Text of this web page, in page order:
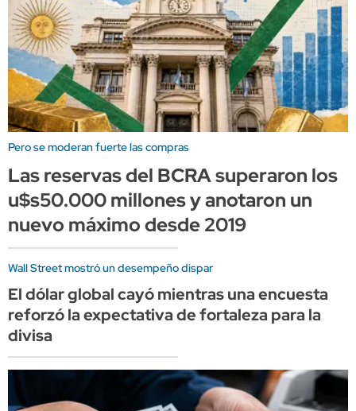
Pero se moderan fuerte las compras
Las reservas del BCRA superaron los
u$s50.000 millones y anotaron un
nuevo máximo desde 2019
Wall Street mostró un desempeño dispar
El dólar global cayó mientras una encuesta
reforzó la expectativa de fortaleza para la
divisa